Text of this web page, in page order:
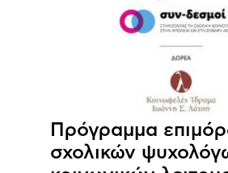
Πρόγραμμα
σχολικών